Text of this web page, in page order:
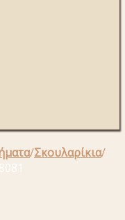
/Σκουλαρίκια/